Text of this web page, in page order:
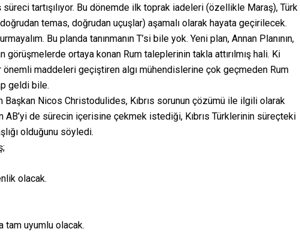
süreci tartışılıyor. Bu dönemde ilk toprak iadeleri (özellikle Maraş), Türk
temas, doğrudan uçuşlar) aşamalı olarak hayata geçirilecek.
Bu planda tanınmanın T’si bile yok. Yeni plan, Annan Planının,
görüşmelerde ortaya konan Rum taleplerinin takla attırılmış hali. Ki
önemli maddeleri geçiştiren algı mühendislerine çok geçmeden Rum
geldi bile.
Başkan Nicos Christodulides, Kıbrıs sorunun çözümü ile ilgili olarak
AB’yi de sürecin içerisine çekmek istediği, Kıbrıs Türklerinin süreçteki
olduğunu söyledi.
olacak.
tam uyumlu olacak.